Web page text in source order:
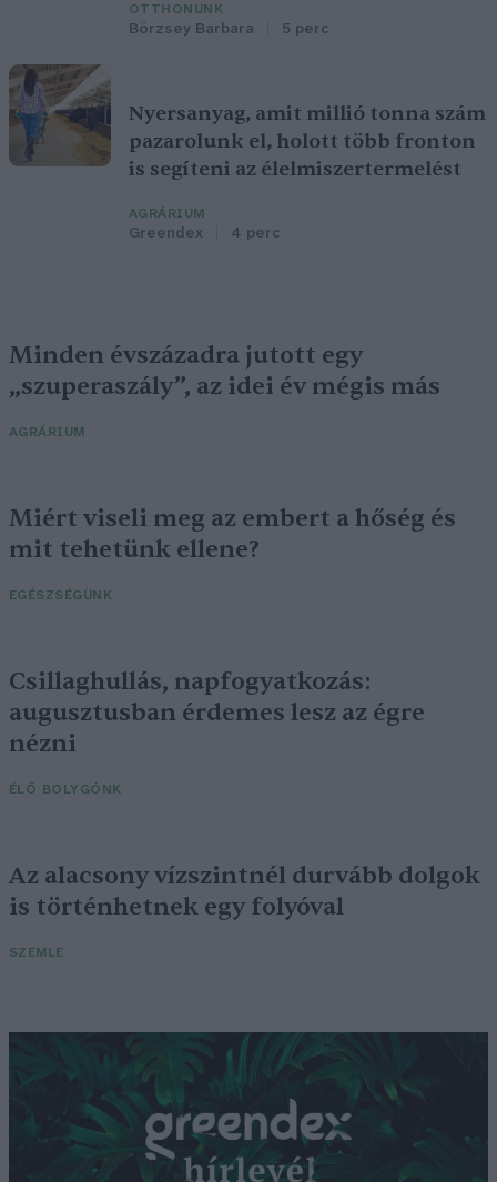
OTTHONUNK
Börzsey Barbara 5 perc
Nyersanyag, amit millió tonna szám
pazarolunk el, holott több fronton
is segíteni az élelmiszertermelést
AGRÁRIUM
Greendex 4 perc
Minden évszázadra jutott egy
„szuperaszály”, az idei év mégis más
AGRÁRIUM
Miért viseli meg az embert a hőség és
mit tehetünk ellene?
EGÉSZSÉGÜNK
Csillaghullás, napfogyatkozás:
augusztusban érdemes lesz az égre
nézni
ÉLŐ BOLYGÓNK
Az alacsony vízszintnél durvább dolgok
is történhetnek egy folyóval
SZEMLE